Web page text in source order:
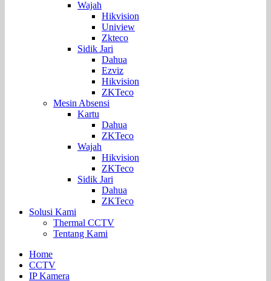
Wajah
Hikvision
Uniview
Zkteco
Sidik Jari
Dahua
Ezviz
Hikvision
ZKTeco
Mesin Absensi
Kartu
Dahua
ZKTeco
Wajah
Hikvision
ZKTeco
Sidik Jari
Dahua
ZKTeco
Solusi Kami
Thermal CCTV
Tentang Kami
Home
CCTV
IP Kamera